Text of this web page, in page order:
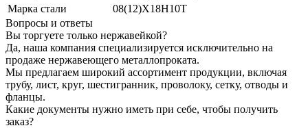
Марка стали
08(12)Х18Н10Т
Вопросы и ответы
Вы торгуете только нержавейкой?
Да, наша компания специализируется исключительно на
продаже нержавеющего металлопроката.
Мы предлагаем широкий ассортимент продукции, включая
трубу, лист, круг, шестигранник, проволоку, сетку, отводы и
фланцы.
Какие документы нужно иметь при себе, чтобы получить
заказ?